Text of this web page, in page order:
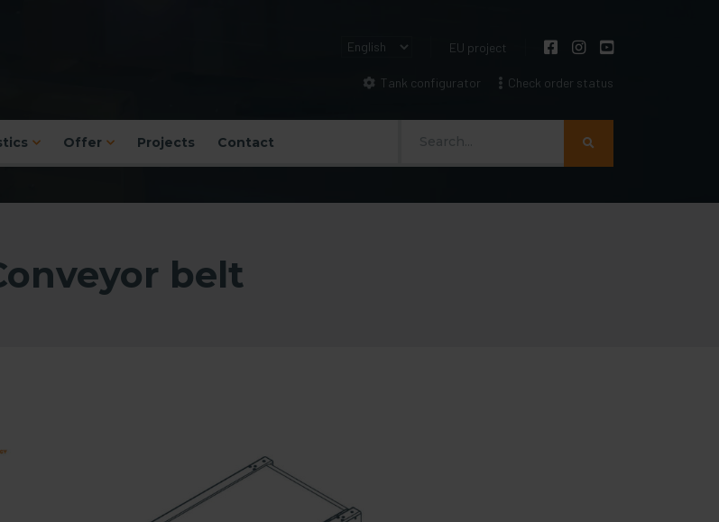
EU project
Tank configurator Check order status
Offer Projects Contact Szukaj
belt